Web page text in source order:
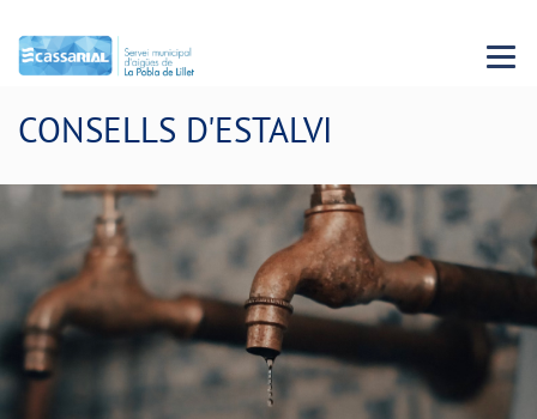
Menu
CONSELLS D'ESTALVI